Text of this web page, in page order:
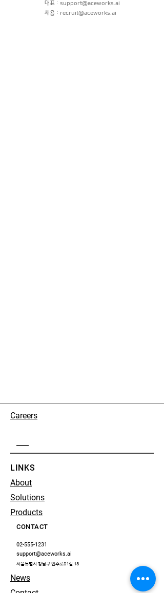
대표 : support@aceworks.ai
채용 : recruit@aceworks.ai
Careers
LINKS
About
Solutions
Products
CONTACT
02-555-1231
support@aceworks.ai
서울특별시 강남구 언주로81길 13
News